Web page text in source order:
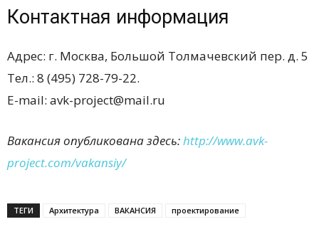
Контактная информация
Адрес: г. Москва, Большой Толмачевский пер. д. 5
Тел.: 8 (495) 728-79-22.
E-mail: avk-project@mail.ru
Вакансия опубликована здесь:http://www.avk-
project.com/vakansiy/
ТЕГИ Архитектура ВАКАНСИЯ проектирование